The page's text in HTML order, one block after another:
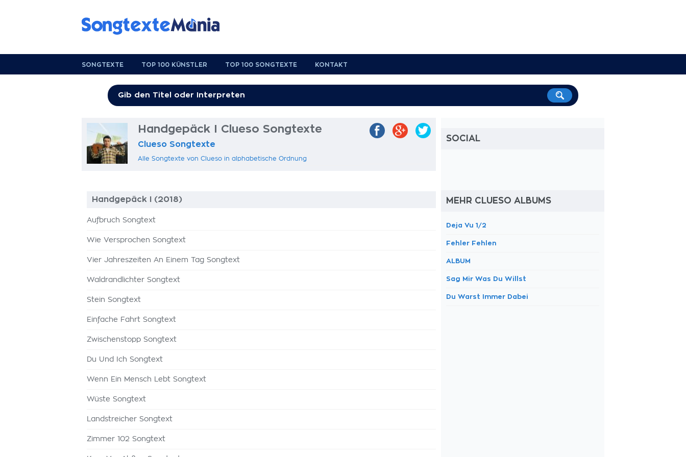
SONGTEXTE TOP 100 KÜNSTLER TOP 100 SONGTEXTE KONTAKT
Handgepäck I Clueso Songtexte
Clueso Songtexte
Alle Songtexte von Clueso in alphabetische Ordnung
Handgepäck I (2018)
Aufbruch Songtext
Wie Versprochen Songtext
Vier Jahreszeiten An Einem Tag Songtext
Waldrandlichter Songtext
Stein Songtext
Einfache Fahrt Songtext
Zwischenstopp Songtext
Du Und Ich Songtext
Wenn Ein Mensch Lebt Songtext
Wüste Songtext
Landstreicher Songtext
Zimmer 102 Songtext
SOCIAL
MEHR CLUESO ALBUMS
Deja Vu 1/2
Fehler Fehlen
ALBUM
Sag Mir Was Du Willst
Du Warst Immer Dabei